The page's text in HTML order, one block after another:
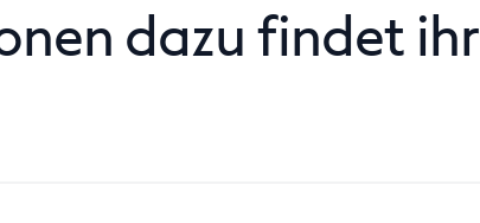
dazu findet ihr